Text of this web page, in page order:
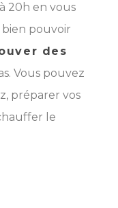
20h en vous
pouvoir
des
Vous pouvez
préparer vos
le